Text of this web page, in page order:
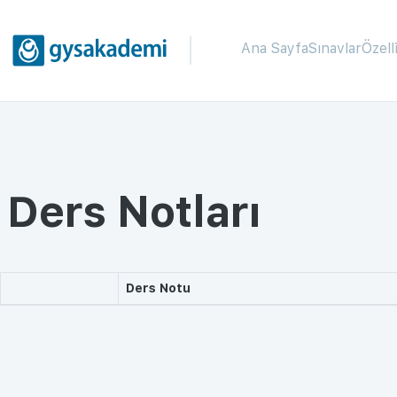
Ana SayfaSınavlar
Ders Notları
Ders Notu